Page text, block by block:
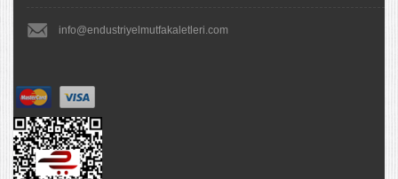
info@endustriyelmutfakaletleri.com